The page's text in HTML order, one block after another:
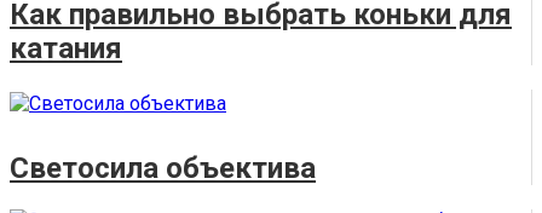
Как правильно выбрать коньки для
катания
Светосила объектива